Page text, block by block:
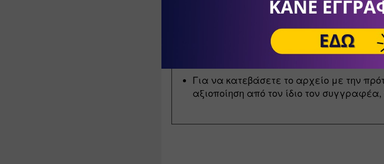
Για να κατεβάσετε το αρχείο με τις
δραστηριότητες και υποστηρικτικό
τον ίδιο τον συγγραφέα, πατήστε εδώ.
Για να κατεβάσετε το αρχείο με την
αξιοποίηση από τον ίδιο τον